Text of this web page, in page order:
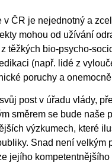
ČR je nejednotný a
mohou od užívání
těžkých bio-psycho-
(např. lidé z
poruchy a
post v úřadu vlády,
směrem se bude naše
výzkumech, které
Snad není velkým
jejího